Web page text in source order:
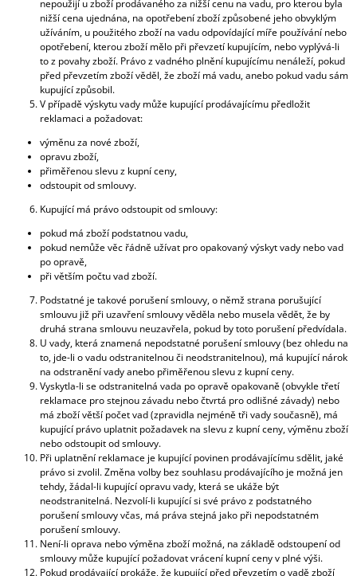
nepoužijí u zboží prodávaného za nižší cenu na vadu, pro kterou byla
nižší cena ujednána, na opotřebení zboží způsobené jeho obvyklým
užíváním, u použitého zboží na vadu odpovídající míře používání nebo
opotřebení, kterou zboží mělo při převzetí kupujícím, nebo vyplývá-li
to z povahy zboží. Právo z vadného plnění kupujícímu nenáleží, pokud
před převzetím zboží věděl, že zboží má vadu, anebo pokud vadu sám
kupující způsobil.
V případě výskytu vady může kupující prodávajícímu předložit
reklamaci a požadovat:
výměnu za nové zboží,
opravu zboží,
přiměřenou slevu z kupní ceny,
odstoupit od smlouvy.
Kupující má právo odstoupit od smlouvy:
pokud má zboží podstatnou vadu,
pokud nemůže věc řádně užívat pro opakovaný výskyt vady nebo vad
po opravě,
při větším počtu vad zboží.
Podstatné je takové porušení smlouvy, o němž strana porušující
smlouvu již při uzavření smlouvy věděla nebo musela vědět, že by
druhá strana smlouvu neuzavřela, pokud by toto porušení předvídala.
U vady, která znamená nepodstatné porušení smlouvy (bez ohledu na
to, jde-li o vadu odstranitelnou či neodstranitelnou), má kupující nárok
na odstranění vady anebo přiměřenou slevu z kupní ceny.
Vyskytla-li se odstranitelná vada po opravě opakovaně (obvykle třetí
reklamace pro stejnou závadu nebo čtvrtá pro odlišné závady) nebo
má zboží větší počet vad (zpravidla nejméně tři vady současně), má
kupující právo uplatnit požadavek na slevu z kupní ceny, výměnu zboží
nebo odstoupit od smlouvy.
Při uplatnění reklamace je kupující povinen prodávajícímu sdělit, jaké
právo si zvolil. Změna volby bez souhlasu prodávajícího je možná jen
tehdy, žádal-li kupující opravu vady, která se ukáže být
neodstranitelná. Nezvolí-li kupující si své právo z podstatného
porušení smlouvy včas, má práva stejná jako při nepodstatném
porušení smlouvy.
Není-li oprava nebo výměna zboží možná, na základě odstoupení od
smlouvy může kupující požadovat vrácení kupní ceny v plné výši.
Pokud prodávající prokáže, že kupující před převzetím o vadě zboží